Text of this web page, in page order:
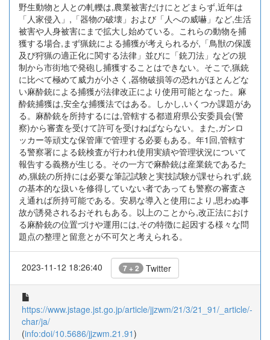
野生動物と人との軋轢は,農業被害だけにとどまらず,近年は
「人家侵入」,「器物の破壊」および「人への威嚇」など,生活
被害や人身被害にまで拡大し始めている。これらの動物を捕
獲する場合,まず猟銃による捕獲が考えられるが,「鳥獣の保護
及び狩猟の適正化に関する法律」並びに「銃刀法」などの規
制から市街地で発砲し捕獲することはできない。そこで,猟銃
に比べて極めて威力が小さく,器物破損等の恐れがほとんどな
い麻酔銃による捕獲が法律改正により使用可能となった。麻
酔銃捕獲は,安全な捕獲法ではある。しかし,いくつか課題があ
る。麻酔銃を所持するには,管轄する都道府県公安委員会(警
察)から審査を受けて許可を受けねばならない。また,ガンロ
ッカー等頑丈な保管庫で管理する必要もある。年1回,管轄す
る警察署による銃検査が行われ使用実績や管理状況について
報告する義務が生じる。その一方で麻酔銃は産業銃であるた
め,猟銃の所持には必要な筆記試験と実技試験が課せられず,銃
の基本的な扱いを修得していない者であっても警察の審査さ
え通れば所持可能である。安易な導入と使用により,思わぬ事
故が誘発されるおそれもある。以上のことから,改正法におけ
る麻酔銃の位置づけや運用には,その特徴に起因する様々な問
題点の整理と留意とが不可欠と考えられる。
2023-11-12 18:26:40 7 + 2 Twitter
https://www.jstage.jst.go.jp/article/jjzwm/21/3/21_91/_article/-
char/ja/
(info:doi/10.5686/jjzwm.21.91)